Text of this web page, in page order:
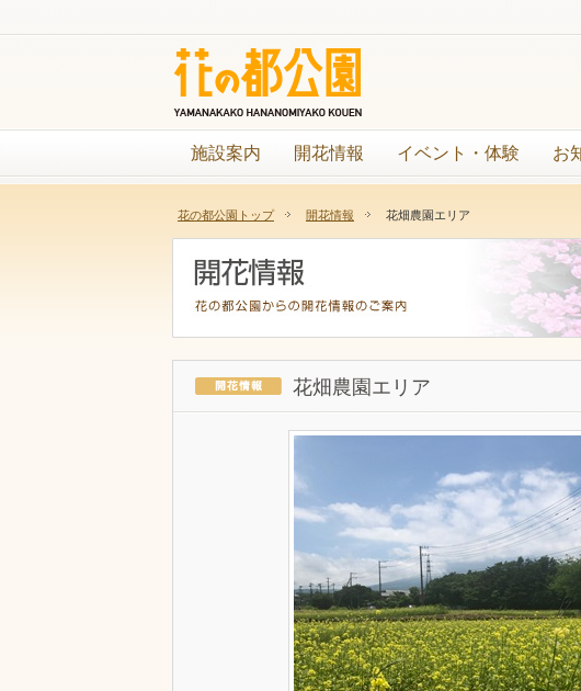
施設案内 開花情報 イベント・体験 お
花の都公園トップ 開花情報 花畑農園エリア
花畑農園エリア